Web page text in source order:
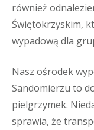
również
Świętokrzyskim,
wypadową dla
Nasz ośrodek
Sandomierzu to
pielgrzymek.
sprawia, że